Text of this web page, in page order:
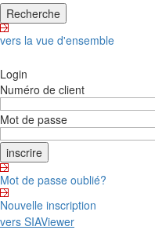
vers la vue d'ensemble
Login
Numéro de client
Mot de passe
Mot de passe oublié?
Nouvelle inscription
vers SIAViewer